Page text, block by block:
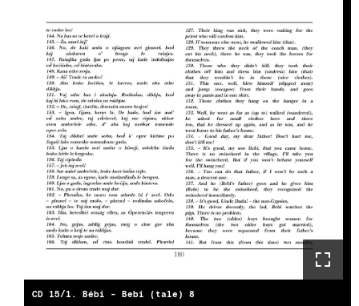
CD 15/1. Bébi - Bebi (tale) 8